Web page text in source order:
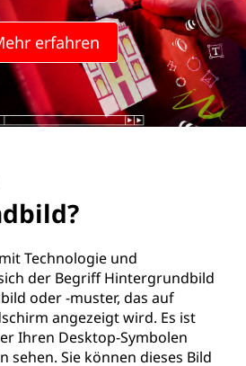
erfahren
Technologie und
der Begriff Hintergrundbild
oder -muster, das auf
angezeigt wird. Es ist
Ihren Desktop-Symbolen
sehen. Sie können dieses Bild